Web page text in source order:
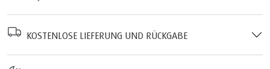
KOSTENLOSE LIEFERUNG UND RÜCKGABE